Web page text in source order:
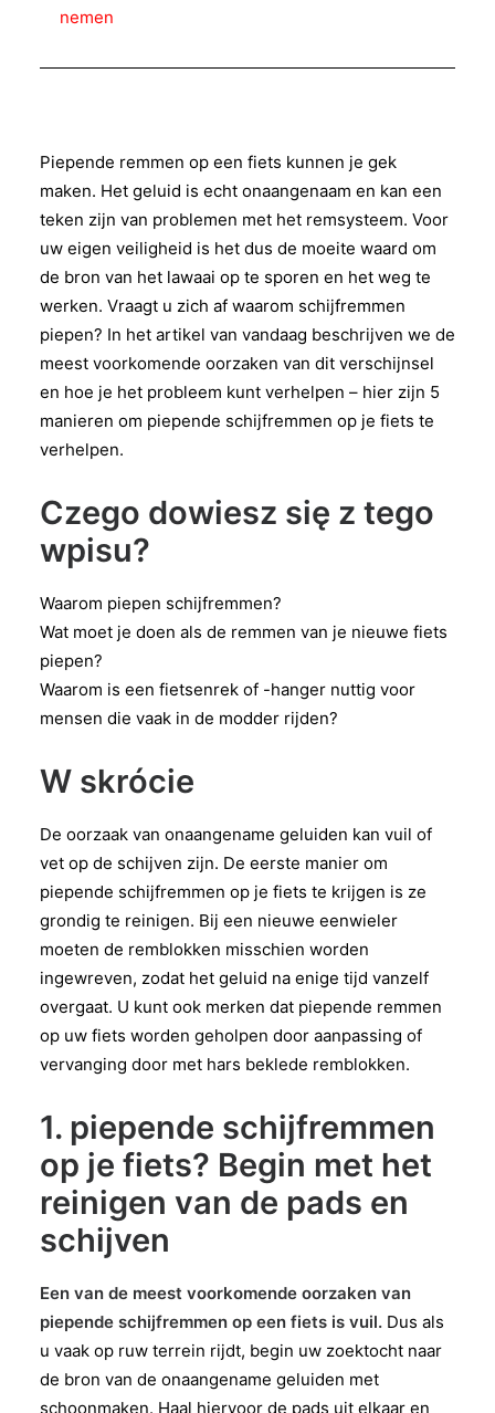
nemen
Piepende remmen op een fiets kunnen je gek
maken. Het geluid is echt onaangenaam en kan een
teken zijn van problemen met het remsysteem. Voor
uw eigen veiligheid is het dus de moeite waard om
de bron van het lawaai op te sporen en het weg te
werken. Vraagt u zich af waarom schijfremmen
piepen? In het artikel van vandaag beschrijven we de
meest voorkomende oorzaken van dit verschijnsel
en hoe je het probleem kunt verhelpen – hier zijn 5
manieren om piepende schijfremmen op je fiets te
verhelpen.
Czego dowiesz się z tego
wpisu?
Waarom piepen schijfremmen?
Wat moet je doen als de remmen van je nieuwe fiets
piepen?
Waarom is een fietsenrek of -hanger nuttig voor
mensen die vaak in de modder rijden?
W skrócie
De oorzaak van onaangename geluiden kan vuil of
vet op de schijven zijn. De eerste manier om
piepende schijfremmen op je fiets te krijgen is ze
grondig te reinigen. Bij een nieuwe eenwieler
moeten de remblokken misschien worden
ingewreven, zodat het geluid na enige tijd vanzelf
overgaat. U kunt ook merken dat piepende remmen
op uw fiets worden geholpen door aanpassing of
vervanging door met hars beklede remblokken.
1. piepende schijfremmen
op je fiets? Begin met het
reinigen van de pads en
schijven
Een van de meest voorkomende oorzaken van
piepende schijfremmen op een fiets is vuil. Dus als
u vaak op ruw terrein rijdt, begin uw zoektocht naar
de bron van de onaangename geluiden met
schoonmaken. Haal hiervoor de pads uit elkaar en